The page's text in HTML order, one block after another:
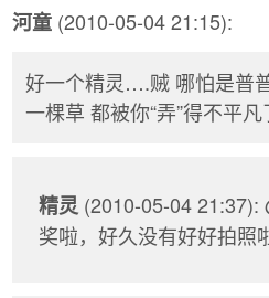
河童 (2010-05-04 21:15):
好一个精灵….贼 哪怕是普
一棵草 都被你“弄”得不平凡
精灵 (2010-05-04 21:37):
奖啦，好久没有好好拍照